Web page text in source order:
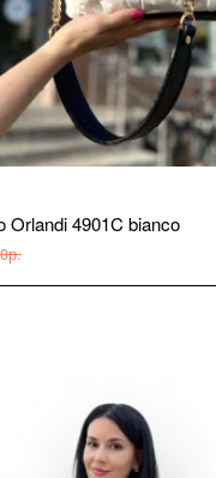
Orlandi 4901C bianco